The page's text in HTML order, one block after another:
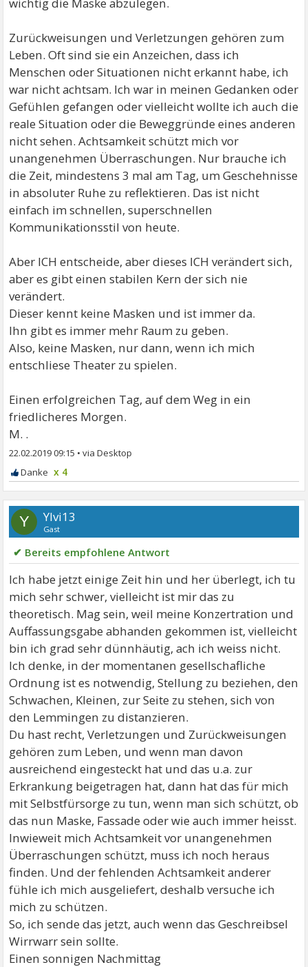
Zurückweisungen und Verletzungen gehören zum
Leben. Oft sind sie ein Anzeichen, dass ich
Menschen oder Situationen nicht erkannt habe, ich
war nicht achtsam. Ich war in meinen Gedanken oder
Gefühlen gefangen oder vielleicht wollte ich auch die
reale Situation oder die Beweggründe eines anderen
nicht sehen. Achtsamkeit schützt mich vor
unangenehmen Überraschungen. Nur brauche ich
die Zeit, mindestens 3 mal am Tag, um Geschehnisse
in absoluter Ruhe zu reflektieren. Das ist nicht
einfach im schnellen, superschnellen
Kommunikationsstil von heute.
Aber ICH entscheide, aber dieses ICH verändert sich,
aber es gibt einen stabilen Kern der sich nie
verändert.
Dieser kennt keine Masken und ist immer da.
Ihn gibt es immer mehr Raum zu geben.
Also, keine Masken, nur dann, wenn ich mich
entschliese Theater zu spielen.
Einen erfolgreichen Tag, auf dem Weg in ein
friedlicheres Morgen.
M. .
22.02.2019 09:15 •
x 4
Y Ylvi13
Gast
✔ Bereits empfohlene Antwort
Ich habe jetzt einige Zeit hin und her überlegt, ich tu
mich sehr schwer, vielleicht ist mir das zu
theoretisch. Mag sein, weil meine Konzertration und
Auffassungsgabe abhanden gekommen ist, vielleicht
bin ich grad sehr dünnhäutig, ach ich weiss nicht.
Ich denke, in der momentanen gesellschafliche
Ordnung ist es notwendig, Stellung zu beziehen, den
Schwachen, Kleinen, zur Seite zu stehen, sich von
den Lemmingen zu distanzieren.
Du hast recht, Verletzungen und Zurückweisungen
gehören zum Leben, und wenn man davon
ausreichend eingesteckt hat und das u.a. zur
Erkrankung beigetragen hat, dann hat das für mich
mit Selbstfürsorge zu tun, wenn man sich schützt, ob
das nun Maske, Fassade oder wie auch immer heisst.
Inwieweit mich Achtsamkeit vor unangenehmen
Überraschungen schützt, muss ich noch heraus
finden. Und der fehlenden Achtsamkeit anderer
fühle ich mich ausgeliefert, deshalb versuche ich
mich zu schützen.
So, ich sende das jetzt, auch wenn das Geschreibsel
Wirrwarr sein sollte.
Einen sonnigen Nachmittag